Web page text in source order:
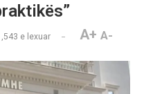
e lexuar A+ A-